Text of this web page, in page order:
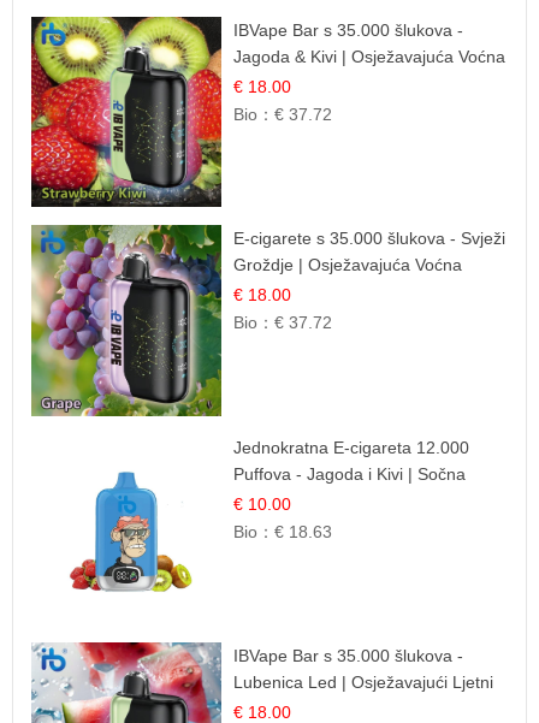
IBVape Bar s 35.000 šlukova -
Jagoda & Kivi | Osježavajuća Voćna
Mješavina
€ 18.00
Bio：€ 37.72
E-cigarete s 35.000 šlukova - Svježi
Groždje | Osježavajuća Voćna
Aroma
€ 18.00
Bio：€ 37.72
Jednokratna E-cigareta 12.000
Puffova - Jagoda i Kivi | Sočna
Voćna Kombinacija
€ 10.00
Bio：€ 18.63
IBVape Bar s 35.000 šlukova -
Lubenica Led | Osježavajući Ljetni
Okus
€ 18.00